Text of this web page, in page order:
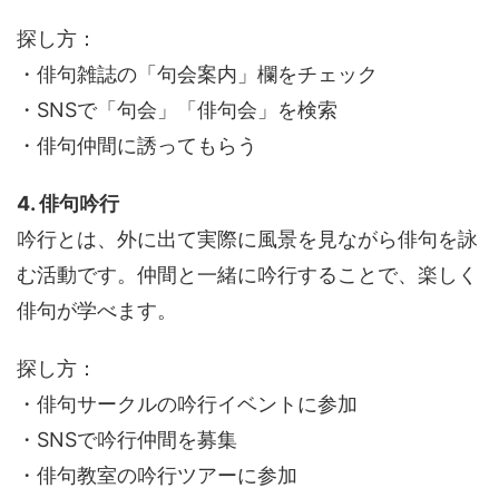
探し方：
・俳句雑誌の「句会案内」欄をチェック
・SNSで「句会」「俳句会」を検索
・俳句仲間に誘ってもらう
4. 俳句吟行
吟行とは、外に出て実際に風景を見ながら俳句を詠
む活動です。仲間と一緒に吟行することで、楽しく
俳句が学べます。
探し方：
・俳句サークルの吟行イベントに参加
・SNSで吟行仲間を募集
・俳句教室の吟行ツアーに参加